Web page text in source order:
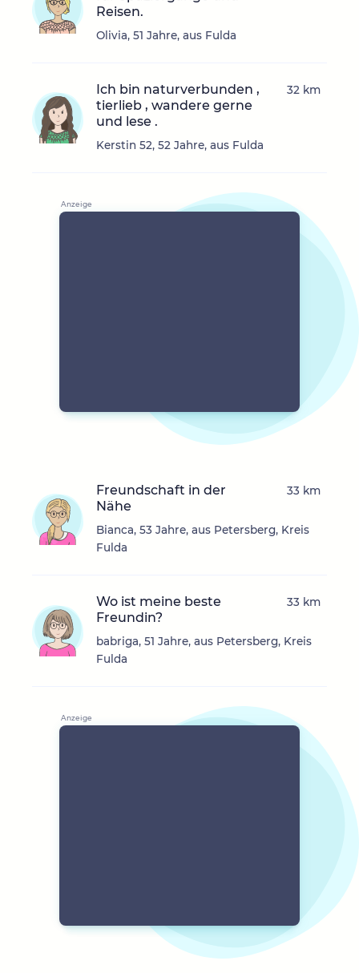
Reisen.
Olivia, 51 Jahre, aus Fulda
Ich bin naturverbunden ,
tierlieb , wandere gerne
und lese .
Kerstin 52, 52 Jahre, aus Fulda
32 km
Freundschaft in der
Nähe
Bianca, 53 Jahre, aus Petersberg, Kreis
Fulda
33 km
Wo ist meine beste
Freundin?
babriga, 51 Jahre, aus Petersberg, Kreis
Fulda
33 km